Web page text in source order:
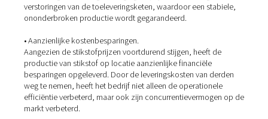
Voordelen van
op locatie